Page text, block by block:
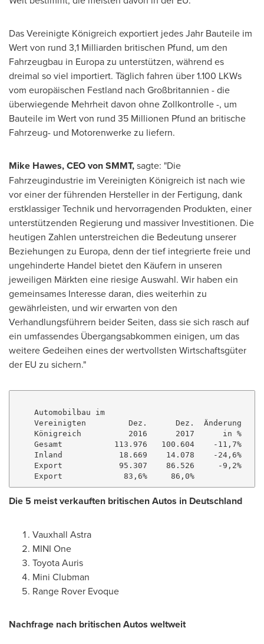
Das Vereinigte Königreich exportiert jedes Jahr Bauteile im
Wert von rund 3,1 Milliarden britischen Pfund, um den
Fahrzeugbau in Europa zu unterstützen, während es
dreimal so viel importiert. Täglich fahren über 1.100 LKWs
vom europäischen Festland nach Großbritannien - die
überwiegende Mehrheit davon ohne Zollkontrolle -, um
Bauteile im Wert von rund 35 Millionen Pfund an britische
Fahrzeug- und Motorenwerke zu liefern.
Mike Hawes, CEOvon SMMT,sagte: "Die
Fahrzeugindustrie im Vereinigten Königreich ist nach wie
vor einer der führenden Hersteller in der Fertigung, dank
erstklassiger Technik und hervorragenden Produkten, einer
unterstützenden Regierung und massiver Investitionen. Die
heutigen Zahlen unterstreichen die Bedeutung unserer
Beziehungen zu Europa, denn der tief integrierte freie und
ungehinderte Handel bietet den Käufern in unseren
jeweiligen Märkten eine riesige Auswahl. Wir haben ein
gemeinsames Interesse daran, dies weiterhin zu
gewährleisten, und wir erwarten von den
Verhandlungsführern beider Seiten, dass sie sich rasch auf
ein umfassendes Übergangsabkommen einigen, um das
weitere Gedeihen eines der wertvollsten Wirtschaftsgüter
der EU zu sichern."
    Automobilbau im
Vereinigten         Dez.      Dez.  Änderung
Königreich          2016      2017      in %
Gesamt           113.976   100.604    -11,7%
Inland            18.669    14.078    -24,6%
Export            95.307    86.526     -9,2%
Die 5 meist verkauften britischen Autos in Deutschland
Vauxhall Astra
MINI One
Toyota Auris
Mini Clubman
Range Rover Evoque
Nachfrage nach britischen Autos weltweit